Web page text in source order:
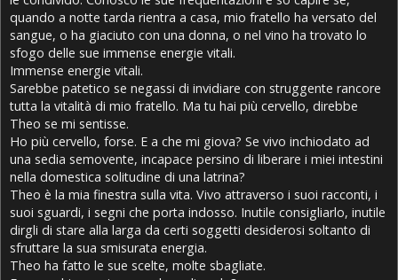
quando a notte tarda rientra a casa, mio fratello ha versato del
sangue, o ha giaciuto con una donna, o nel vino ha trovato lo
sfogo delle sue immense energie vitali.
Immense energie vitali.
Sarebbe patetico se negassi di invidiare con struggente rancore
tutta la vitalità di mio fratello. Ma tu hai più cervello, direbbe
Theo se mi sentisse.
Ho più cervello, forse. E a che mi giova? Se vivo inchiodato ad
una sedia semovente, incapace persino di liberare i miei intestini
nella domestica solitudine di una latrina?
Theo è la mia finestra sulla vita. Vivo attraverso i suoi racconti, i
suoi sguardi, i segni che porta indosso. Inutile consigliarlo, inutile
dirgli di stare alla larga da certi soggetti desiderosi soltanto di
sfruttare la sua smisurata energia.
Theo ha fatto le sue scelte, molte sbagliate.